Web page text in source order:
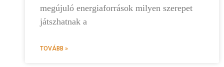
megújuló energiaforrások milyen szerepet
játszhatnak a
TOVÁBB »